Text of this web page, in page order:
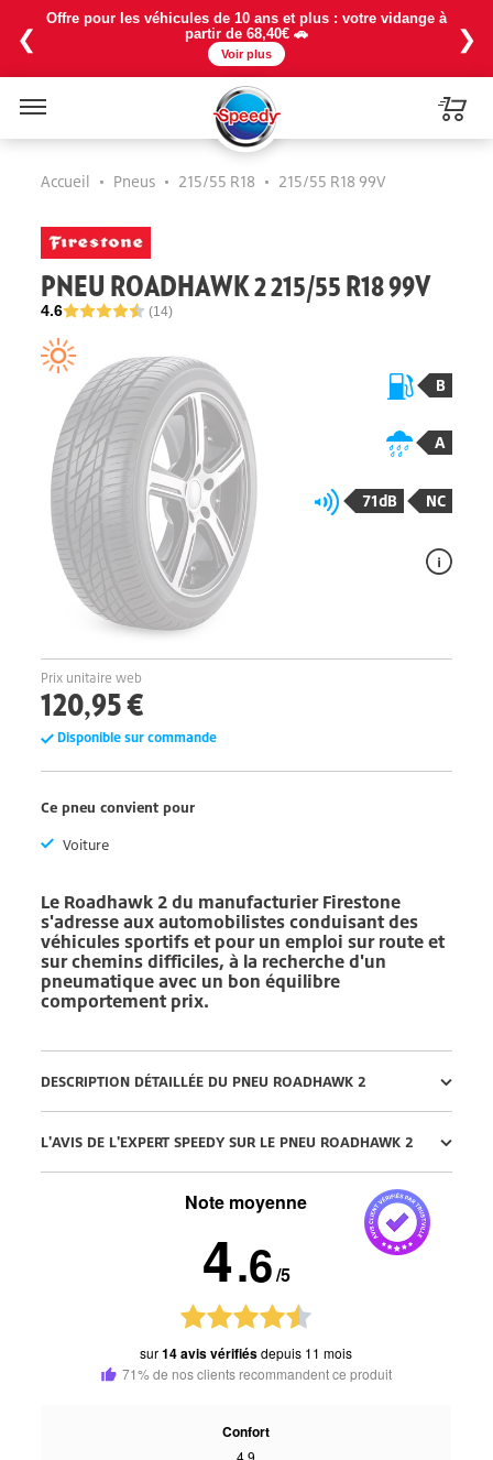
❮
Offre pour les véhicules de 10 ans et plus : votre vidange à
partir de 68,40€ 🚗
Voir plus
❯
Accueil • Pneus • 215/55 R18 • 215/55 R18 99V
PNEU ROADHAWK 2 215/55 R18 99V
4.6 (14)
B
A
71dB NC
Prix unitaire web
120,95 €
Disponible sur commande
Ce pneu convient pour
Voiture
Le Roadhawk 2 du manufacturier Firestone
s'adresse aux automobilistes conduisant des
véhicules sportifs et pour un emploi sur route et
sur chemins difficiles, à la recherche d'un
pneumatique avec un bon équilibre
comportement prix.
DESCRIPTION DÉTAILLÉE DU PNEU ROADHAWK 2
L'AVIS DE L'EXPERT SPEEDY SUR LE PNEU ROADHAWK 2
Note moyenne
4.6/5
sur14 avis vérifiésdepuis 11 mois
71% de nos clients recommandent ce produit
Confort
4.9